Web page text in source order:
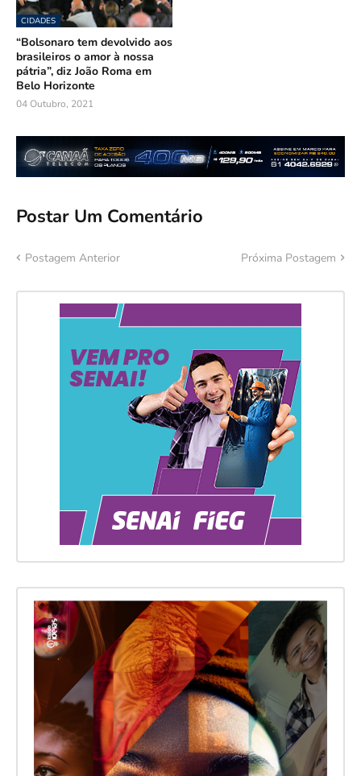
CIDADES
“Bolsonaro tem devolvido aos
brasileiros o amor à nossa
pátria”, diz João Roma em
Belo Horizonte
04 Outubro, 2021
Postar Um Comentário
Postagem Anterior Próxima Postagem